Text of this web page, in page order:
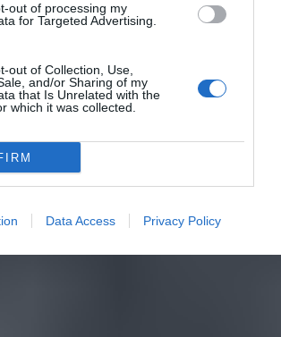
out of processing my
for Targeted Advertising.
out of Collection, Use,
and/or Sharing of my
that Is Unrelated with the
which it was collected.
Data Access Privacy Policy